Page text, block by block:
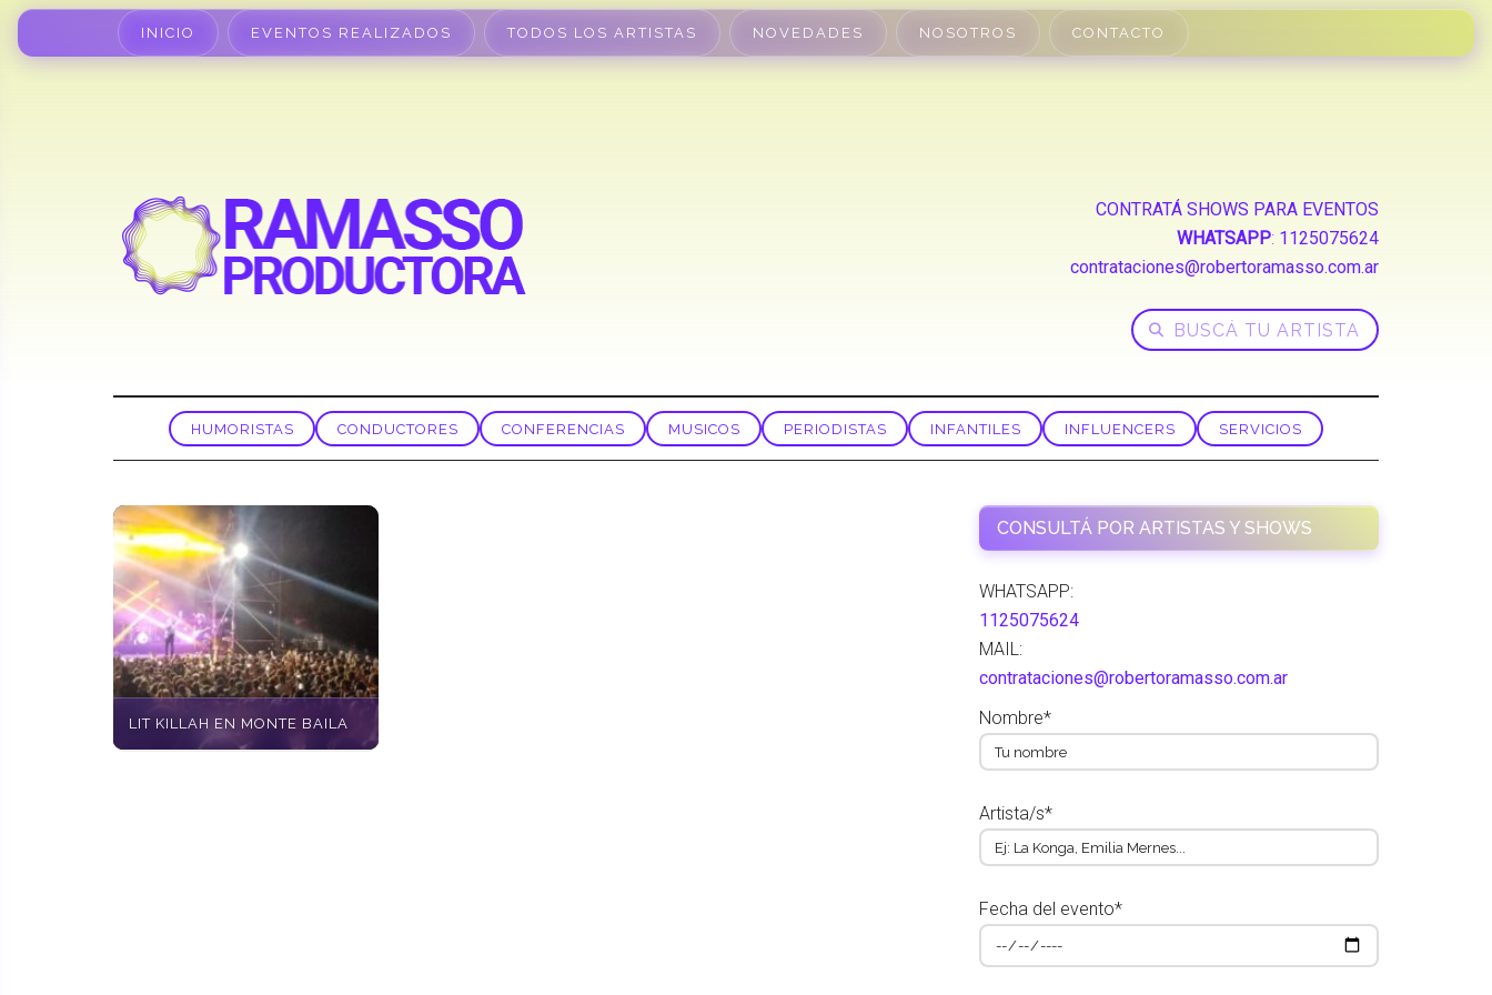
INICIO EVENTOS REALIZADOS TODOS LOS ARTISTAS NOVEDADES NOSOTROS CONTACTO
CONTRATÁ SHOWS PARA EVENTOS
WHATSAPP: 1125075624
contrataciones@robertoramasso.com.ar
HUMORISTAS CONDUCTORES CONFERENCIAS MUSICOS PERIODISTAS INFANTILES INFLUENCERS SERVICIOS
LIT KILLAH EN MONTE BAILA
CONSULTÁ POR ARTISTAS Y SHOWS
WHATSAPP:
1125075624
MAIL:
contrataciones@robertoramasso.com.ar
Nombre*
Artista/s*
Fecha del evento*